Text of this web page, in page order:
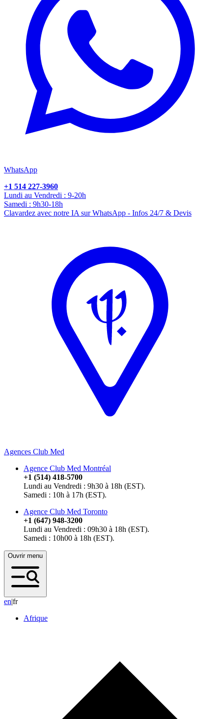
WhatsApp
+1 514 227-3960
Lundi au Vendredi : 9-20h
Samedi : 9h30-18h
Clavardez avec notre IA sur WhatsApp - Infos 24/7 & Devis
Agences Club Med
Agence Club Med Montréal
+1 (514) 418-5700
Lundi au Vendredi : 9h30 à 18h (EST).
Samedi : 10h à 17h (EST).
Agence Club Med Toronto
+1 (647) 948-3200
Lundi au Vendredi : 09h30 à 18h (EST).
Samedi : 10h00 à 18h (EST).
Ouvrir menu
en|fr
Afrique